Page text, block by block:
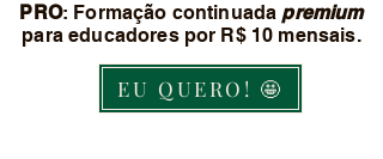
PRO: Formação continuada premium
para educadores por R$ 10 mensais.
EU QUERO! 🤩